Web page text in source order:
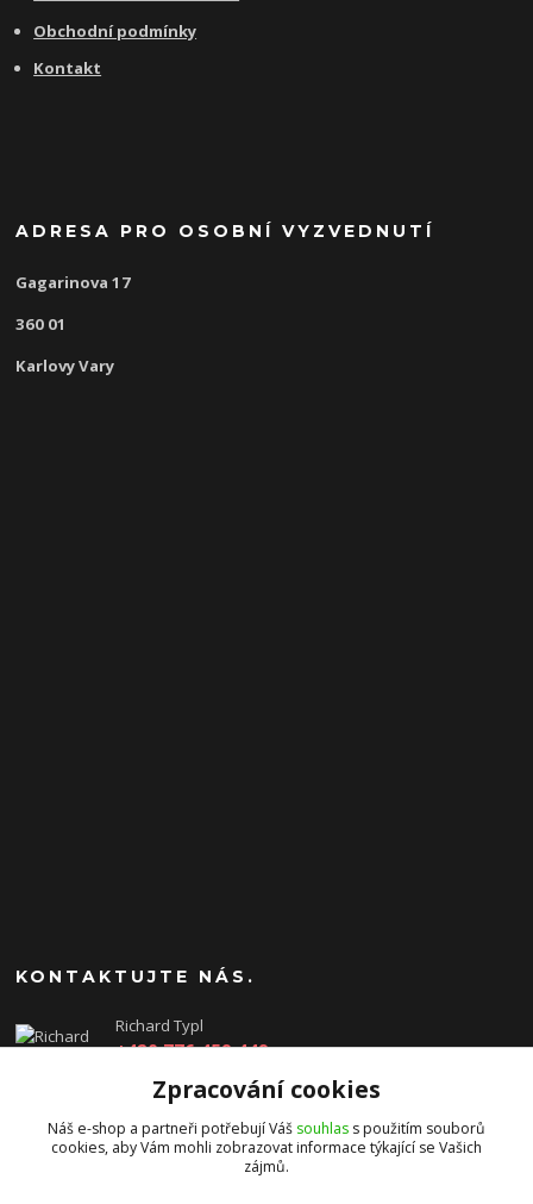
Obchodní podmínky
Kontakt
ADRESA PRO OSOBNÍ VYZVEDNUTÍ
Gagarinova 17
360 01
Karlovy Vary
KONTAKTUJTE NÁS.
Richard Typl
+420 776 459 449
obchod@rtgames.cz
Zpracování cookies
Náš e-shop a partneři potřebují Váš souhlas s použitím souborů
cookies, aby Vám mohli zobrazovat informace týkající se Vašich
zájmů.